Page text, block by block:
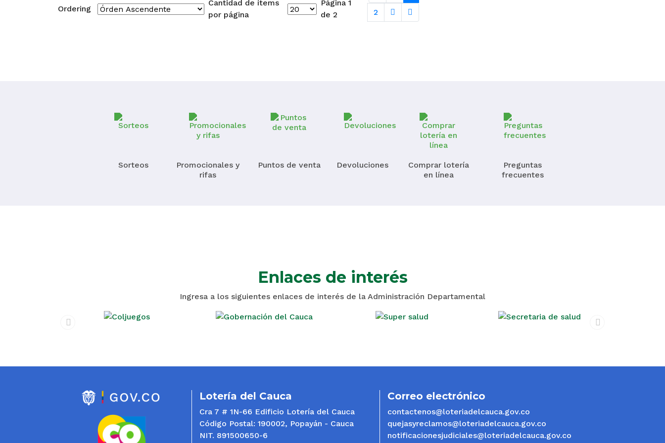
Ordering
Cantidad de ítems
por página
Página 1
de 2
2
Sorteos
Promocionales y
rifas
Puntos de venta Devoluciones
Comprar lotería
en línea
Preguntas
frecuentes
Enlaces de interés
Ingresa a los siguientes enlaces de interés de la Administración Departamental
Lotería del Cauca
Cra 7 # 1N-66 Edificio Lotería del Cauca
Código Postal: 190002, Popayán - Cauca
NIT. 891500650-6
Correo electrónico
contactenos@loteriadelcauca.gov.co
quejasyreclamos@loteriadelcauca.gov.co
notificacionesjudiciales@loteriadelcauca.gov.co